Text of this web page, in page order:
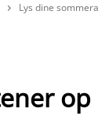
 Lys dine
op